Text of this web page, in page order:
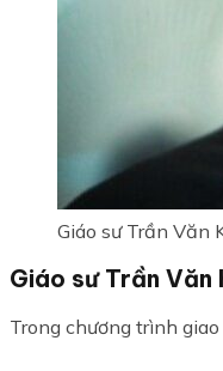
Giáo sư Trần Văn
Giáo sư Trần
Trong chương trình